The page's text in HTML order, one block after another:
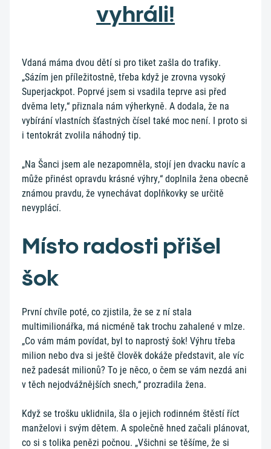
vyhráli!
Vdaná máma dvou dětí si pro tiket zašla do trafiky.
„Sázím jen příležitostně, třeba když je zrovna vysoký
Superjackpot. Poprvé jsem si vsadila teprve asi před
dvěma lety,“ přiznala nám výherkyně. A dodala, že na
vybírání vlastních šťastných čísel také moc není. I proto si
i tentokrát zvolila náhodný tip.
„Na Šanci jsem ale nezapomněla, stojí jen dvacku navíc a
může přinést opravdu krásné výhry,“ doplnila žena obecně
známou pravdu, že vynechávat doplňkovky se určitě
nevyplácí.
Místo radosti přišel
šok
První chvíle poté, co zjistila, že se z ní stala
multimilionářka, má nicméně tak trochu zahalené v mlze.
„Co vám mám povídat, byl to naprostý šok! Výhru třeba
milion nebo dva si ještě člověk dokáže představit, ale víc
než padesát milionů? To je něco, o čem se vám nezdá ani
v těch nejodvážnějších snech,“ prozradila žena.
Když se trošku uklidnila, šla o jejich rodinném štěstí říct
manželovi i svým dětem. A společně hned začali plánovat,
co si s tolika penězi počnou. „Všichni se těšíme, že si